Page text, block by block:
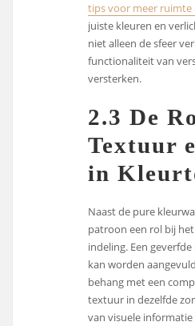
tips voor meer ruimte
juiste kleuren en
niet alleen de sfeer
functionaliteit van
versterken.
2.3 De
Textuur
in
Naast de pure
patroon een rol bij
indeling. Een
kan worden
behang met een
textuur in dezelfde
van visuele